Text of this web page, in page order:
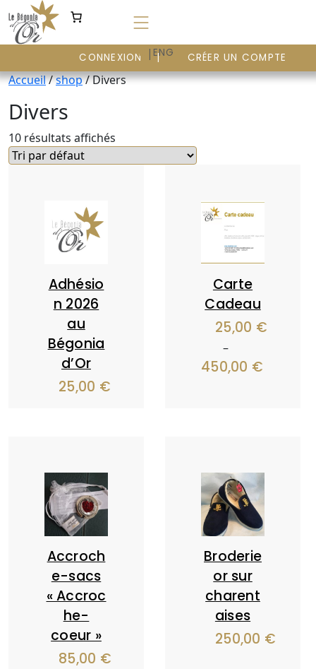
au
contenu
FR | ENG
CONNEXION CRÉER UN COMPTE
Accueil/shop/ Divers
Divers
10 résultats affichés
Adhésio
n 2026
au
Bégonia
d’Or
25,00 €
Carte
Cadeau
25,00 €
–
450,00 €
Accroch
e-sacs
« Accroc
he-
coeur »
85,00 €
Broderie
or sur
charent
aises
250,00 €